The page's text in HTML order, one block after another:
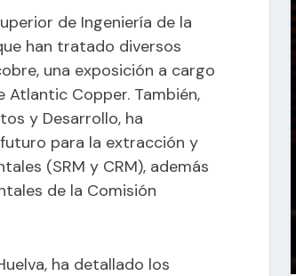
de Ingeniería de la
han tratado diversos
una exposición a cargo
Atlantic Copper. También,
y Desarrollo, ha
para la extracción y
(SRM y CRM), además
de la Comisión
ha detallado los